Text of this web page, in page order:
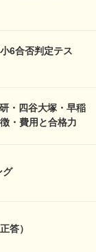
6合否判定テス
・四谷大塚・早稲
・費用と合格力
グ
答）